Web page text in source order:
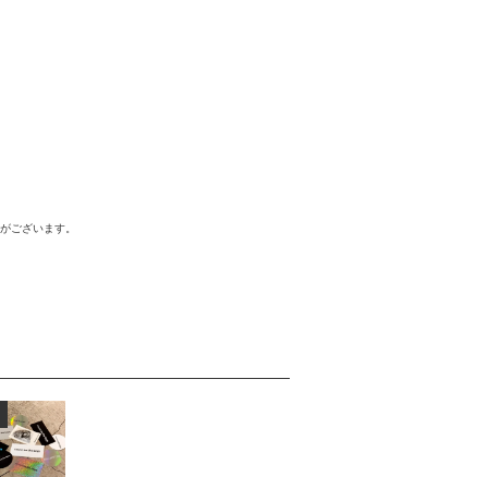
ございます。